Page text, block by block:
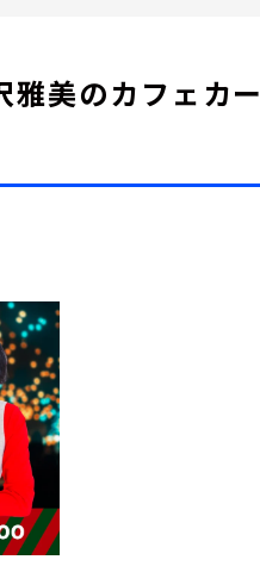
美のカフェカー